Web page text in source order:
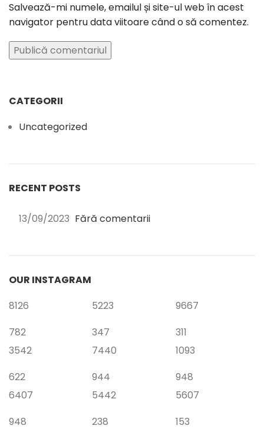
Salvează-mi numele, emailul și site-ul web în acest
navigator pentru data viitoare când o să comentez.
CATEGORII
Uncategorized
RECENT POSTS
13/09/2023 Fără comentarii
OUR INSTAGRAM
8126
782
5223
347
9667
311
3542
622
7440
944
1093
948
6407
948
5442
238
5607
153